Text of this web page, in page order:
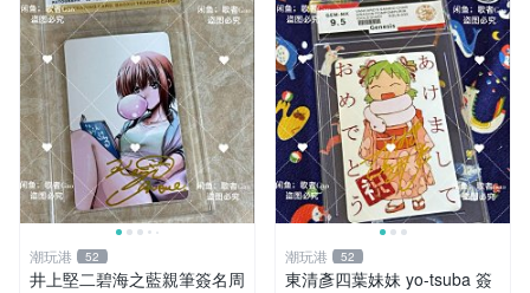
潮玩港 52
井上堅二碧海之藍親筆簽名周
潮玩港 52
東清彥四葉妹妹 yo-tsuba 簽